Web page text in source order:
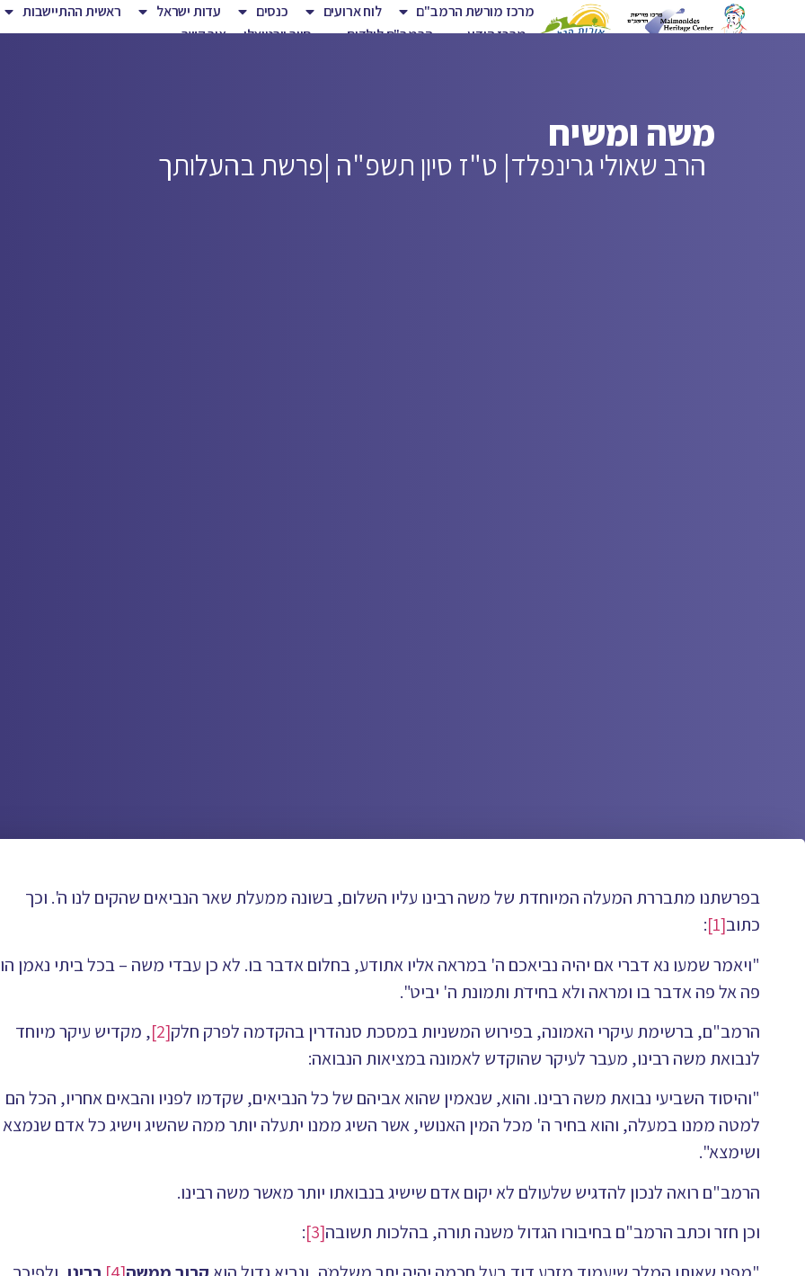
מרכז מורשת הרמב"ם לוח ארועים כנסים עדות ישראל
ראשית ההתיישבות
מרכז הידע
הרמב"ם לילדים סיור וירטואלי צור קשר
משה ומשיח
הרב שאולי גרינפלד| ט"ז סיון תשפ"ה |פרשת בהעלותך
בפרשתנו מתבררת המעלה המיוחדת של משה רבינו עליו השלום, בשונה ממעלת שאר הנביאים שהקים לנו ה'. וכך
כתוב[1]
:
"ויאמר שמעו נא דברי אם יהיה נביאכם ה' במראה אליו אתודע, בחלום אדבר בו. לא כן עבדי משה – בכל ביתי נאמן
פה אל פה אדבר בו ומראה ולא בחידֺת ותמונת ה' יביט".
הרמב"ם, ברשימת עיקרי האמונה, בפירוש המשניות במסכת סנהדרין בהקדמה לפרק חלק[2]
, מקדיש עיקר מיוחד
לנבואת משה רבינו, מעבר לעיקר שהוקדש לאמונה במציאות הנבואה:
"והיסוד השביעי נבואת משה רבינו. והוא, שנאמין שהוא אביהם של כל הנביאים, שקדמו לפניו והבאים אחריו, הכל הם
למטה ממנו במעלה, והוא בחיר ה' מכל המין האנושי, אשר השיג ממנו יתעלה יותר ממה שהשיג וישיג כל אדם שנמצא
ושימצא".
הרמב"ם רואה לנכון להדגיש שלעולם לא יקום אדם שישיג בנבואתו יותר מאשר משה רבינו.
וכן חזר וכתב הרמב"ם בחיבורו הגדול משנה תורה, בהלכות תשובה[3]
: